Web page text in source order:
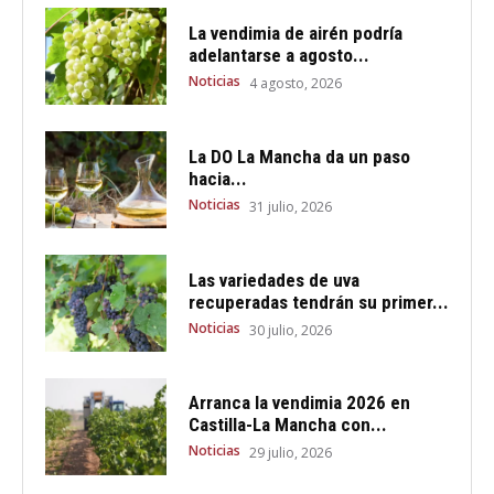
La vendimia de airén podría
adelantarse a agosto...
Noticias 4 agosto, 2026
La DO La Mancha da un paso
hacia...
Noticias 31 julio, 2026
Las variedades de uva
recuperadas tendrán su primer...
Noticias 30 julio, 2026
Arranca la vendimia 2026 en
Castilla-La Mancha con...
Noticias 29 julio, 2026